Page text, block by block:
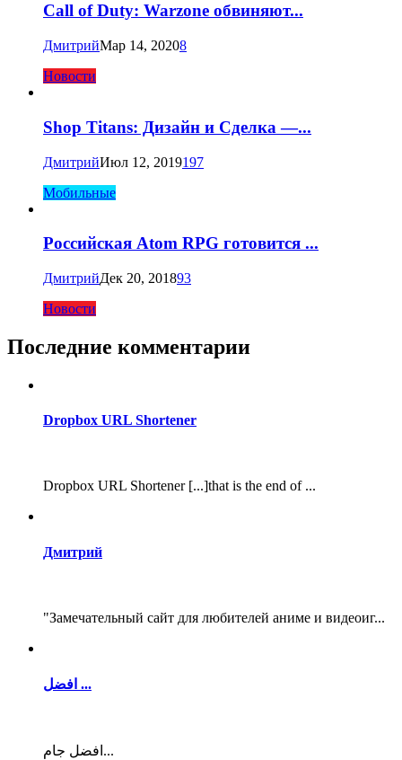
Call of Duty: Warzone обвиняют...
ДмитрийМар 14, 20208
Новости
Shop Titans: Дизайн и Сделка —...
ДмитрийИюл 12, 2019197
Мобильные
Российская Atom RPG готовится ...
ДмитрийДек 20, 201893
Новости
Последние комментарии
Dropbox URL Shortener
Dropbox URL Shortener [...]that is the end of ...
Дмитрий
"Замечательный сайт для любителей аниме и видеоиг...
افضل ...
افضل جام...